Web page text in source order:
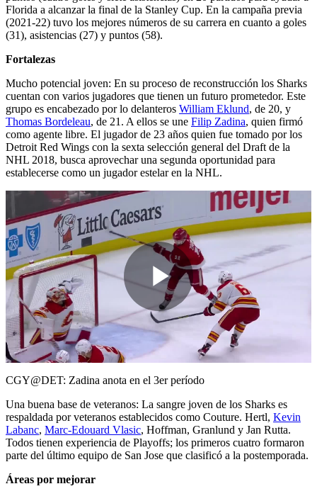
Florida a alcanzar la final de la Stanley Cup. En la campaña previa
(2021-22) tuvo los mejores números de su carrera en cuanto a goles
(31), asistencias (27) y puntos (58).
Fortalezas
Mucho potencial joven: En su proceso de reconstrucción los Sharks
cuentan con varios jugadores que tienen un futuro prometedor. Este
grupo es encabezado por lo delanteros William Eklund, de 20, y
Thomas Bordeleau, de 21. A ellos se une Filip Zadina, quien firmó
como agente libre. El jugador de 23 años quien fue tomado por los
Detroit Red Wings con la sexta selección general del Draft de la
NHL 2018, busca aprovechar una segunda oportunidad para
establecerse como un jugador estelar en la NHL.
Play
Video
CGY@DET: Zadina anota en el 3er período
Una buena base de veteranos: La sangre joven de los Sharks es
respaldada por veteranos establecidos como Couture. Hertl, Kevin
Labanc, Marc-Edouard Vlasic, Hoffman, Granlund y Jan Rutta.
Todos tienen experiencia de Playoffs; los primeros cuatro formaron
parte del último equipo de San Jose que clasificó a la postemporada.
Áreas por mejorar